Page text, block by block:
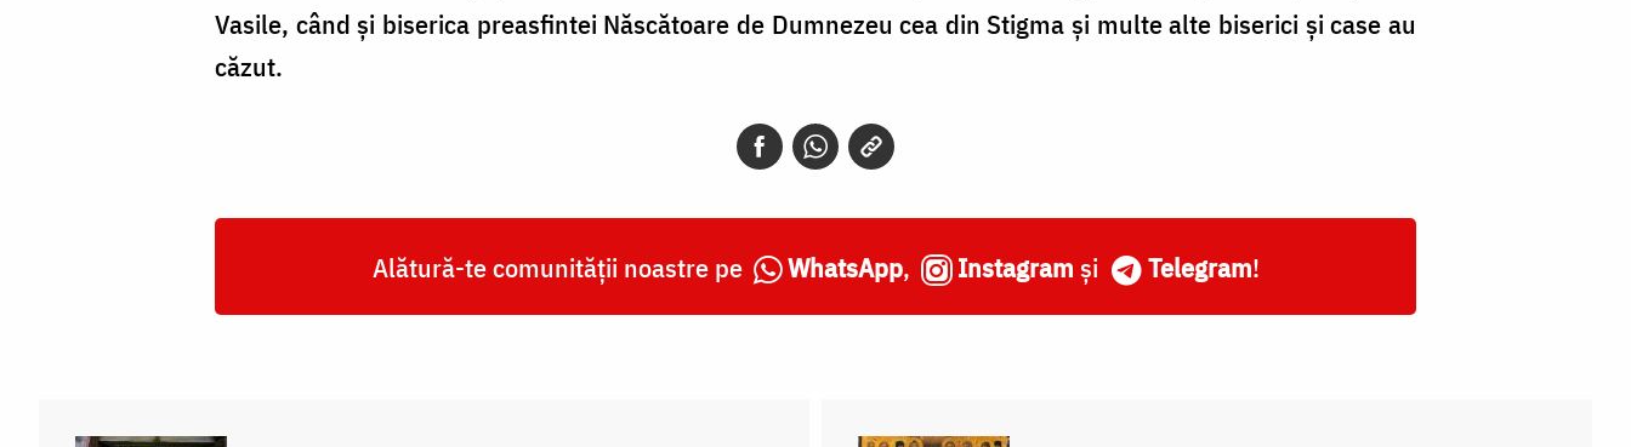
Vasile, când și biserica preasfintei Născătoare de Dumnezeu cea din Stigma și multe alte biserici și case au
căzut.
Alătură-te comunității noastre pe WhatsApp, Instagram și Telegram!